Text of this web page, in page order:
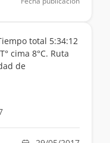
total 5:34:12
cima 8°C. Ruta
de